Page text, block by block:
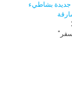
جديدة بشاطيء